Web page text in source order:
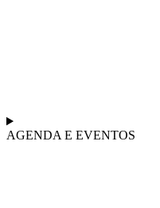
AGENDA E EVENTOS